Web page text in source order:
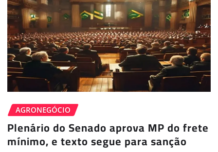
AGRONEGÓCIO
Plenário do Senado aprova MP do frete
mínimo, e texto segue para sanção